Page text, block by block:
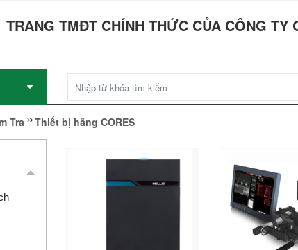
TRANG TMĐT CHÍNH THỨC CỦA CÔNG TY
Tra Thiết bị hãng CORES